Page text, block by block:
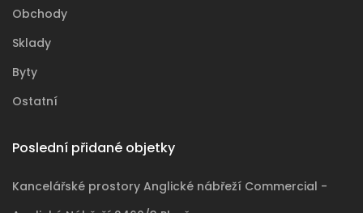
Obchody
Sklady
Byty
Ostatní
Poslední přidané objetky
Kancelářské prostory Anglické nábřeží Commercial -